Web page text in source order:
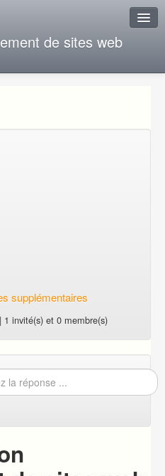
de sites web
supplémentaires
invité(s) et 0 membre(s)